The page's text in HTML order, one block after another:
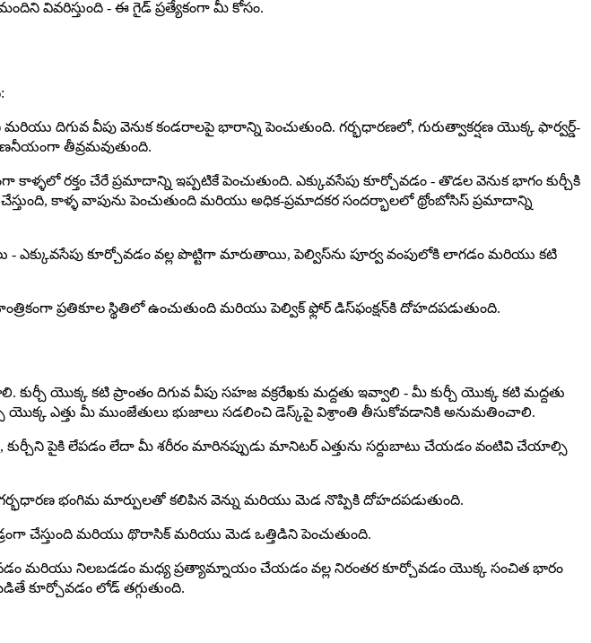
వివరిస్తుంది - ఈ గైడ్ ప్రత్యేకంగా మీ కోసం.
మరియు దిగువ వీపు వెనుక కండరాలపై భారాన్ని పెంచుతుంది. గర్భధారణలో, గురుత్వాకర్షణ యొక్క ఫార్వర్డ్-
గణనీయంగా తీవ్రమవుతుంది.
రక్తం చేరే ప్రమాదాన్ని ఇప్పటికే పెంచుతుంది. ఎక్కువసేపు కూర్చోవడం - తొడల వెనుక భాగం కుర్చీకి
కాళ్ళ వాపును పెంచుతుంది మరియు అధిక-ప్రమాదకర సందర్భాలలో థ్రోంబోసిస్ ప్రమాదాన్ని
- ఎక్కువసేపు కూర్చోవడం వల్ల పొట్టిగా మారుతాయి, పెల్విస్‌ను పూర్వ వంపులోకి లాగడం మరియు కటి
ప్రతికూల స్థితిలో ఉంచుతుంది మరియు పెల్విక్ ఫ్లోర్ డిస్‌ఫంక్షన్‌కి దోహదపడుతుంది.
యొక్క కటి ప్రాంతం దిగువ వీపు సహజ వక్రరేఖకు మద్దతు ఇవ్వాలి - మీ కుర్చీ యొక్క కటి మద్దతు
యొక్క ఎత్తు మీ ముంజేతులు భుజాలు సడలించి డెస్క్‌పై విశ్రాంతి తీసుకోవడానికి అనుమతించాలి.
కుర్చీని పైకి లేపడం లేదా మీ శరీరం మారినప్పుడు మానిటర్ ఎత్తును సర్దుబాటు చేయడం వంటివి చేయాల్సి
భంగిమ మార్పులతో కలిపిన వెన్ను మరియు మెడ నొప్పికి దోహదపడుతుంది.
చేస్తుంది మరియు థొరాసిక్ మరియు మెడ ఒత్తిడిని పెంచుతుంది.
మరియు నిలబడడం మధ్య ప్రత్యామ్నాయం చేయడం వల్ల నిరంతర కూర్చోవడం యొక్క సంచిత భారం
కూర్చోవడం లోడ్ తగ్గుతుంది.